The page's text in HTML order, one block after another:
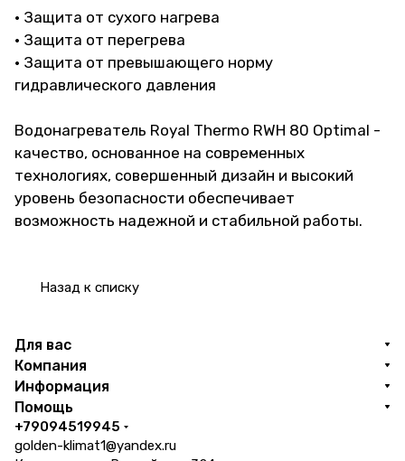
• Защита от сухого нагрева
• Защита от перегрева
• Защита от превышающего норму
гидравлического давления
Водонагреватель Royal Thermo RWH 80 Optimal -
качество, основанное на современных
технологиях, совершенный дизайн и высокий
уровень безопасности обеспечивает
возможность надежной и стабильной работы.
Назад к списку
Для вас
Компания
Информация
Помощь
+79094519945
golden-klimat1@yandex.ru